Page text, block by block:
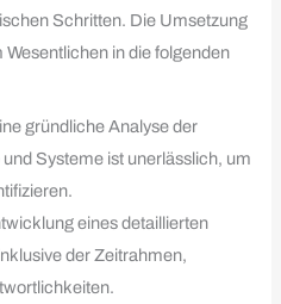
Schritten. Die Umsetzung
in die folgenden
gründliche Analyse der
Systeme ist unerlässlich, um
eines detaillierten
der Zeitrahmen,